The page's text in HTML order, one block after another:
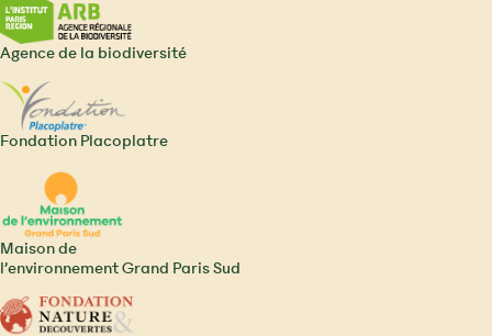
Agence de la biodiversité
Fondation Placoplatre
Maison de
l’environnement Grand Paris Sud